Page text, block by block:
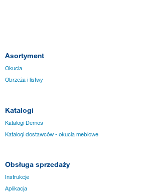
Asortyment
Okucia
Obrzeża i listwy
Katalogi
Katalogi Demos
Katalogi dostawców - okucia meblowe
Obsługa sprzedaży
Instrukcje
Aplikacja